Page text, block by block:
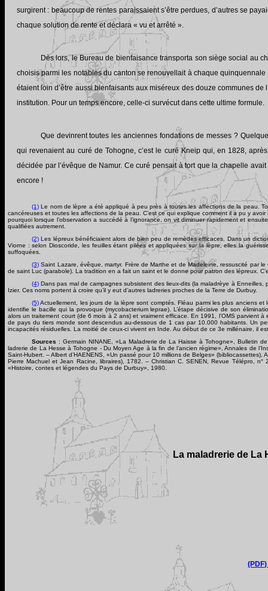
surgirent : beaucoup de rentes paraissaient s’être perdues, d’autres se
chaque solution de rente et déclara « vu et arrêté ».
Dès lors, le Bureau de bienfaisance transporta son siège social au
choisis parmi les notables du canton se renouvellait à chaque
étaient loin d’être aussi bienfaisants aux miséreux des douze communes
institution. Pour un temps encore, celle-ci survécut dans cette ultime formule.
Que devinrent toutes les anciennes fondations de messes ?
qui revenaient au curé de Tohogne, c’est le curé Kneip qui, en 1828,
décidée par l’évêque de Namur. Ce curé pensait à tort que la chapelle
encore !
(1) Le nom de lèpre a été appliqué à peu près à toutes les affections de la peau.
cancéreuses et toutes les affections de la peau. C’est ce qui explique comment il a pu y
pourquoi lorsque l’observation a succédé à l’ignorance, on vit diminuer rapidement et
qualifiées autrement.
(2) Les lépreux bénéficiaient alors de bien peu de remèdes efficaces. Dans un
Viorne : selon Dioscoride, les feuilles étant pilées et appliquées sur la lèpre, elles la
suffoquées.
(3) Saint Lazare, évêque, martyr. Frère de Marthe et de Madeleine, ressuscité par
de saint Luc (parabole). La tradition en a fait un saint et le donne pour patron des lépreux.
(4) Dans pas mal de campagnes subsistent des lieux-dits (la maladrèye à
Izier. Ces noms portent à croire qu’il y eut d’autres ladreries proches de la Terre de Durbuy.
(5)Actuellement, les jours de la lèpre sont comptés. Fléau parmi les plus anciens
identifie le bacille qui la provoque (mycobacterium leprae). L’étape décisive de son
alors un traitement court (de 6 mois à 2 ans) et vraiment efficace. En 1991, l’OMS parvient
de pays du tiers monde sont descendus au-dessous de 1 cas par 10.000 habitants. Un
incapacités résiduelles. La moitié de ceux-ci vivent en Inde. Au début de ce 3e millénaire, il
Sources : Germain NINANE, «La Maladrerie de La Haisse à Tohogne», Bulletin
ladrerie de La Hesse à Tohogne - Du Moyen Age à la fin de l’ancien régime», Annales de
Saint-Hubert. – Albert d’HAENENS, «Un passé pour 10 millions de Belges»
Pierre Machuel et Jean Racine, libraires), 1782. – Christian C. SENEN, Revue Télépro,
«Histoire, contes et légendes du Pays de Durbuy», 1980.
La maladrerie de La